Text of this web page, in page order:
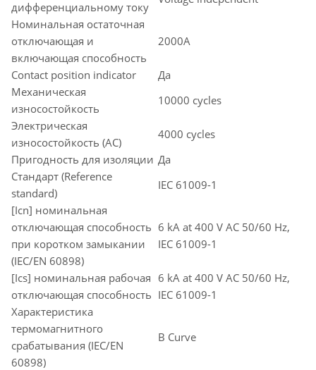
дифференциальному току
Номинальная остаточная
отключающая и
включающая способность
2000A
Contact position indicator
Да
Механическая
износостойкость
10000 cycles
Электрическая
износостойкость (AC)
4000 cycles
Пригодность для изоляции Да
Стандарт (Reference
standard)
IEC 61009-1
[Icn] номинальная
отключающая способность
при коротком замыкании
(IEC/EN 60898)
6 kA at 400 V AC 50/60 Hz,
IEC 61009-1
[Ics] номинальная рабочая
отключающая способность
6 kA at 400 V AC 50/60 Hz,
IEC 61009-1
Характеристика
термомагнитного
срабатывания (IEC/EN
60898)
B Curve